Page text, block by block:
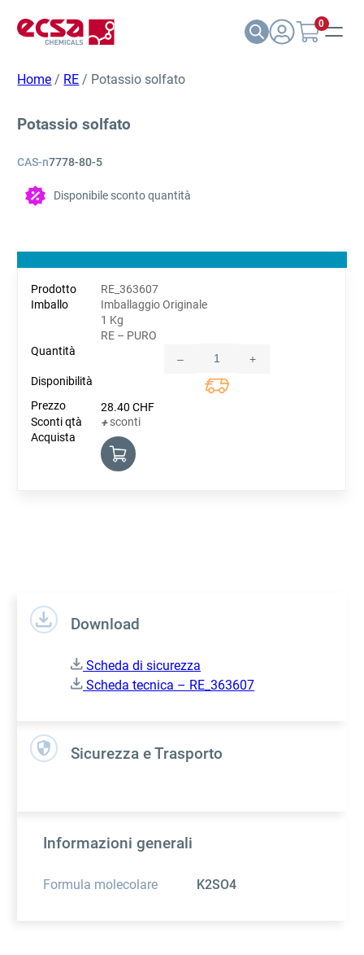
0
Home / RE / Potassio solfato
Potassio solfato
CAS-n7778-80-5
Disponibile sconto quantità
RE_363607
Imballaggio Originale
1 Kg
RE – PURO
Quantity
– +
28.40CHF
+sconti
Download
Scheda di sicurezza
Scheda tecnica – RE_363607
Sicurezza e Trasporto
Informazioni generali
Formula molecolare K2SO4